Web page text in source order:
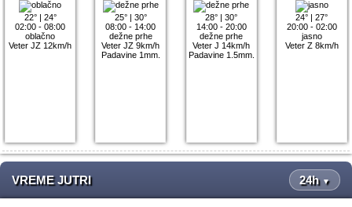
22°| 24°
02:00 - 08:00
oblačno
Veter JZ 12km/h
25°| 30°
08:00 - 14:00
dežne prhe
Veter JZ 9km/h
Padavine 1mm.
28° |30°
14:00 - 20:00
dežne prhe
Veter J 14km/h
Padavine 1.5mm.
24° |27°
20:00 - 02:00
jasno
Veter Z 8km/h
VREME JUTRI 24h ▼